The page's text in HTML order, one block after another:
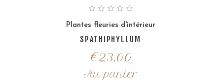
Plantes fleuries d'intérieur
SPATHIPHYLLUM
€23,00
Au panier